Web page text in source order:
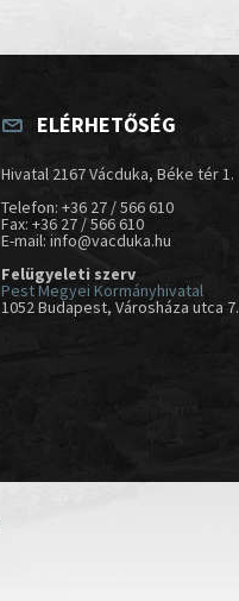
ELÉRHETŐSÉG
Hivatal 2167 Vácduka, Béke tér 1.
Telefon: +36 27 / 566 610
Fax: +36 27 / 566 610
E-mail: info@vacduka.hu
Felügyeleti szerv
Pest Megyei Kormányhivatal
1052 Budapest, Városháza utca 7.